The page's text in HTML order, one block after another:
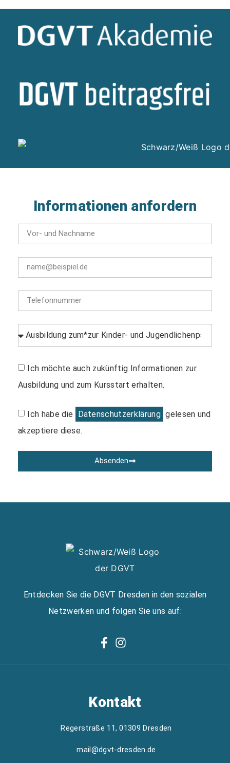
Informationen anfordern
Ich möchte auch zukünftig Informationen zur
Ausbildung und zum Kursstart erhalten.
Ich habe die Datenschutzerklärung gelesen und
akzeptiere diese.
Absenden
Entdecken Sie die DGVT Dresden in den sozialen
Netzwerken und folgen Sie uns auf:
Kontakt
Regerstraße 11, 01309 Dresden
mail@dgvt-dresden.de